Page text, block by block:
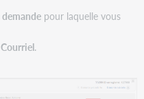
demandepour laquelle vous
Courriel.